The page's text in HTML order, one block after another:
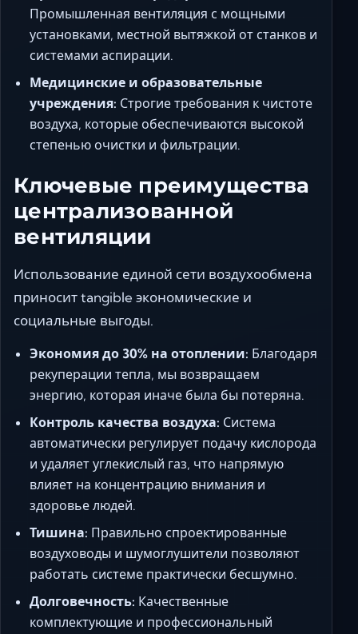
Промышленная вентиляция с мощными
установками, местной вытяжкой от станков и
системами аспирации.
Медицинские и образовательные
учреждения: Строгие требования к чистоте
воздуха, которые обеспечиваются высокой
степенью очистки и фильтрации.
Ключевые преимущества
централизованной
вентиляции
Использование единой сети воздухообмена
приносит tangible экономические и
социальные выгоды.
Экономия до 30% на отоплении: Благодаря
рекуперации тепла, мы возвращаем
энергию, которая иначе была бы потеряна.
Контроль качества воздуха: Система
автоматически регулирует подачу кислорода
и удаляет углекислый газ, что напрямую
влияет на концентрацию внимания и
здоровье людей.
Тишина: Правильно спроектированные
воздуховоды и шумоглушители позволяют
работать системе практически бесшумно.
Долговечность: Качественные
комплектующие и профессиональный